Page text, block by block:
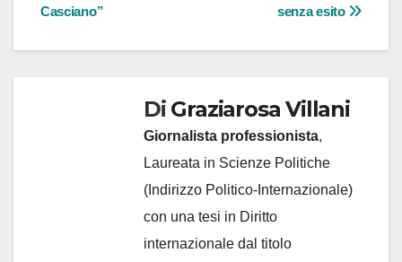
senza esito
Casciano”
Di Graziarosa Villani
Giornalista professionista,
Laureata in Scienze Politiche
(Indirizzo Politico-Internazionale)
con una tesi in Diritto
internazionale dal titolo